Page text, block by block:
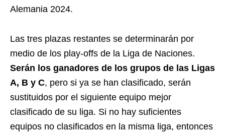
Alemania 2024.
Las tres plazas restantes se determinarán por
medio de los play-offs de la Liga de Naciones.
Serán los ganadores de los grupos de las Ligas
A, B y C, pero si ya se han clasificado, serán
sustituidos por el siguiente equipo mejor
clasificado de su liga. Si no hay suficientes
equipos no clasificados en la misma liga, entonces